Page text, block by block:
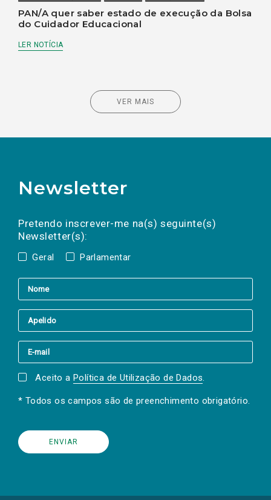
PAN/A quer saber estado de execução da Bolsa
do Cuidador Educacional
LER NOTÍCIA
VER MAIS
Newsletter
Pretendo inscrever-me na(s) seguinte(s)
Newsletter(s):
Geral Parlamentar
a(s) newsletter(s).
mail
Aceito a Política de Utilização de Dados.
* Todos os campos são de preenchimento obrigatório.